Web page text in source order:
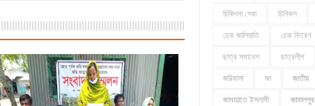
চিকিৎসা সেবা চিনিকল
চেক জালিয়াতি চেক বিতরণ
ছাত্র সমাবেশ ছাত্রলীগ
জরিমানা জা জাতীয়
জামায়াতে ইসলামী জামালপুর